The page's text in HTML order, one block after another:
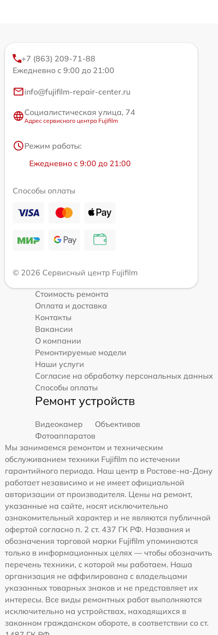
+7 (863) 209-71-88
Ежедневно с 9:00 до 21:00
info@fujifilm-repair-center.ru
Социалистическая улица, 74
Адрес сервисного центра Fujifilm
Режим работы:
Ежедневно с 9:00 до 21:00
Способы оплаты
© 2026 Сервисный центр Fujifilm
Стоимость ремонта
Оплата и доставка
Контакты
Вакансии
О компании
Ремонтируемые модели
Наши услуги
Согласие на обработку персональных данных
Способы оплаты
Ремонт устройств
Видеокамер
Объективов
Фотоаппаратов
Мы занимаемся ремонтом и техническим
обслуживанием техники Fujifilm по истечении
гарантийного периода. Наш центр в Ростове-на-Дону
работает независимо и не имеет официальной
авторизации от производителя. Цены на ремонт,
указанные на сайте, носят исключительно
ознакомительный характер и не являются публичной
офертой согласно п. 2 ст. 437 ГК РФ. Названия и
обозначения торговой марки Fujifilm упоминаются
только в информационных целях — чтобы обозначить
перечень техники, с которой мы работаем. Наша
организация не аффилирована с владельцами
указанных товарных знаков и не представляет их
интересы. Все виды ремонтных работ выполняются
исключительно на устройствах, находящихся в
законном гражданском обороте, в соответствии со ст.